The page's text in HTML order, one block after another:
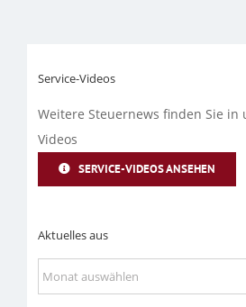
Service-Videos
Weitere Steuernews finden Sie in
Videos
SERVICE-VIDEOS ANSEHEN
Aktuelles aus
Aktuelles
aus